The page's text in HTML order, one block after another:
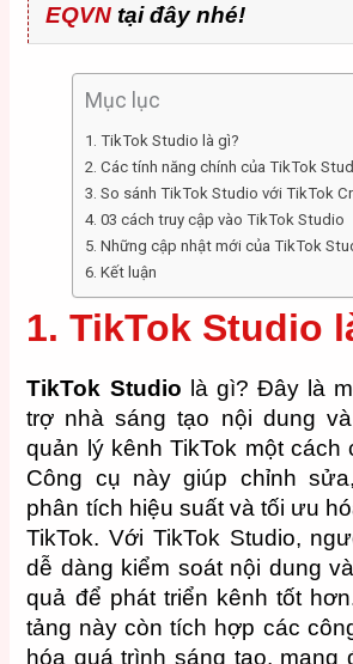
EQVN tại đây nhé!
Mục lục
1. TikTok Studio là gì?
2. Các tính năng chính của TikTok
3. So sánh TikTok Studio với TikTok
4. 03 cách truy cập vào TikTok Studio
5. Những cập nhật mới của TikTok
6. Kết luận
1. TikTok Studio
TikTok Studio là gì? Đây là
trợ nhà sáng tạo nội dung
quản lý kênh TikTok một cách
Công cụ này giúp chỉnh
phân tích hiệu suất và tối ưu
TikTok. Với TikTok Studio,
dễ dàng kiểm soát nội dung
quả để phát triển kênh tốt
tảng này còn tích hợp các
hóa quá trình sáng tạo, mang